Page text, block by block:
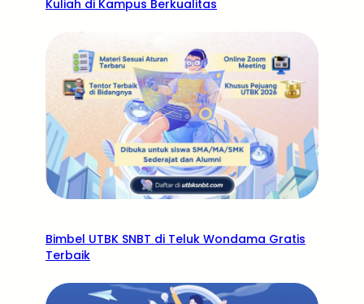
Kuliah di Kampus Berkualitas
Bimbel UTBK SNBT di Teluk Wondama Gratis
Terbaik